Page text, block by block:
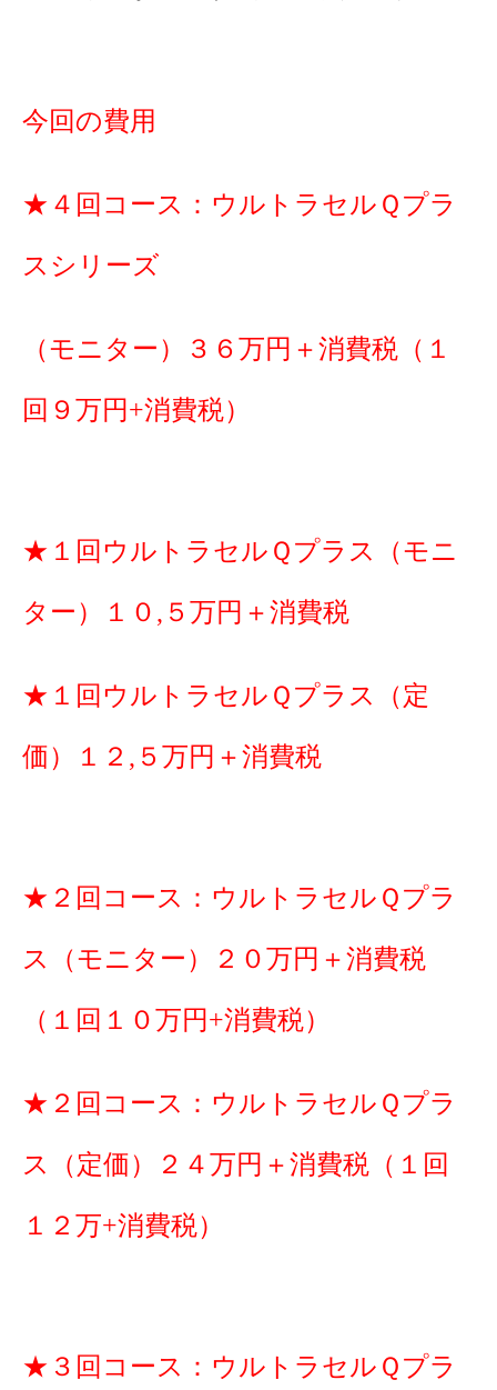
今回の費用
★４回コース：ウルトラセルＱプラ
スシリーズ
（モニター）３６万円＋消費税（１
回９万円+消費税）
★１回ウルトラセルＱプラス（モニ
ター）１０,５万円＋消費税
★１回ウルトラセルＱプラス（定
価）１２,５万円＋消費税
★２回コース：ウルトラセルＱプラ
ス（モニター）２０万円＋消費税
（１回１０万円+消費税）
★２回コース：ウルトラセルＱプラ
ス（定価）２４万円＋消費税（１回
１２万+消費税）
★３回コース：ウルトラセルＱプラ